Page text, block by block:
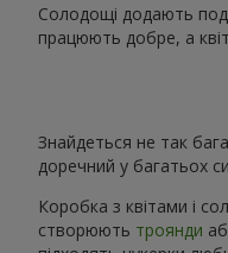
Солодощі додають
працюють добре, а
Знайдеться не так
доречний у багатьох
Коробка з квітами і
створюють троянди